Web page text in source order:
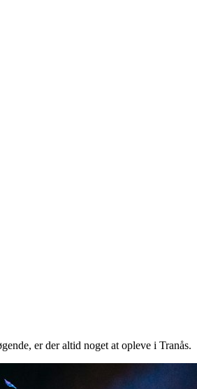
er der altid noget at opleve i Tranås.